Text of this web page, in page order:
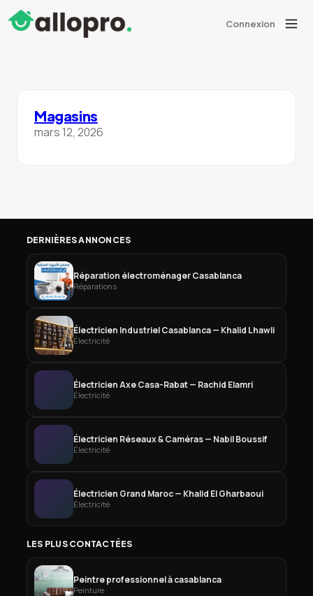
Connexion
Magasins
mars 12, 2026
DERNIÈRES ANNONCES
Réparation électroménager Casablanca
Réparations
Électricien Industriel Casablanca — Khalid Lhawli
Électricité
Électricien Axe Casa-Rabat — Rachid Elamri
Électricité
Électricien Réseaux & Caméras — Nabil Boussif
Électricité
Électricien Grand Maroc — Khalid El Gharbaoui
Électricité
LES PLUS CONTACTÉES
Peintre professionnel à casablanca
Peinture